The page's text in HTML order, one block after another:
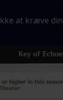
at kræve din